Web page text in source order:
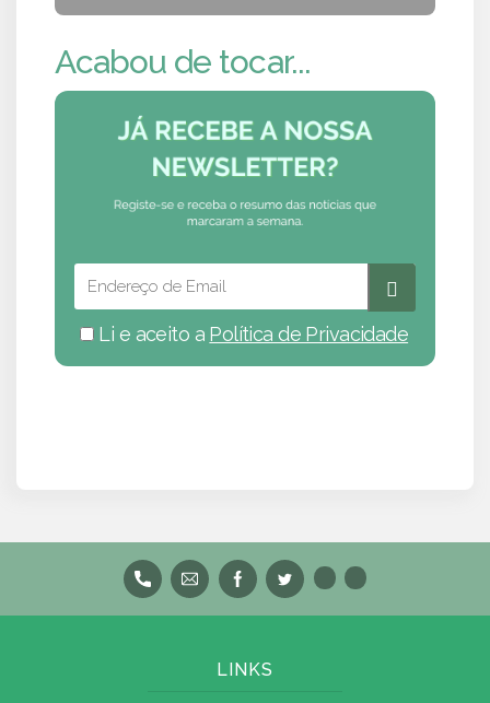
Acabou de tocar...
Li e aceito a Política de Privacidade
LINKS